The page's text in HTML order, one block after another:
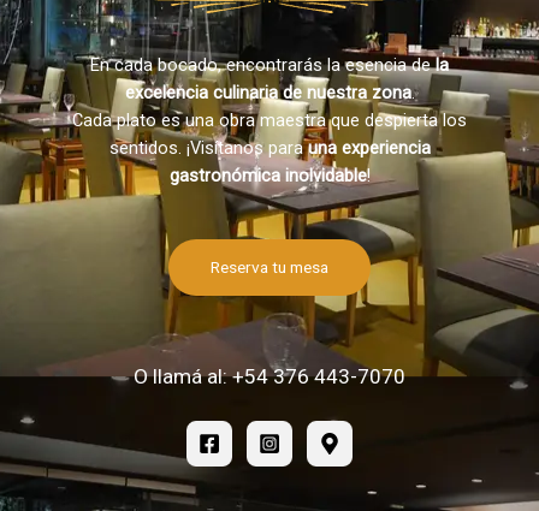
En cada bocado, encontrarás la esencia dela
excelencia culinaria de nuestra zona.
Cada plato es una obra maestra que despierta los
sentidos. ¡Visítanos parauna experiencia
gastronómica inolvidable!
Reserva tu mesa
O llamá al: +54 376 443-7070